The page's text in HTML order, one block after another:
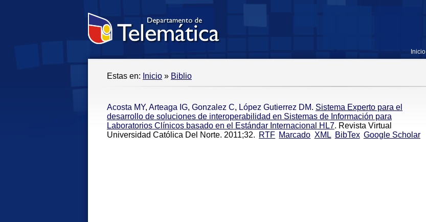
Inicio
Estas en: Inicio » Biblio
Acosta MY, Arteaga IG, Gonzalez C, López Gutierrez DM. Sistema Experto para el
desarrollo de soluciones de interoperabilidad en Sistemas de Información para
Laboratorios Clínicos basado en el Estándar Internacional HL7. Revista Virtual
Universidad Católica Del Norte. 2011;32. RTF Marcado XML BibTex Google Scholar